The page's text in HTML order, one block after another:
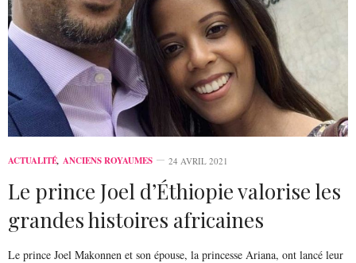
ACTUALITÉ, ANCIENS ROYAUMES 24 AVRIL 2021
Le prince Joel d’Éthiopie valorise les
grandes histoires africaines
Le prince Joel Makonnen et son épouse, la princesse Ariana, ont lancé leur